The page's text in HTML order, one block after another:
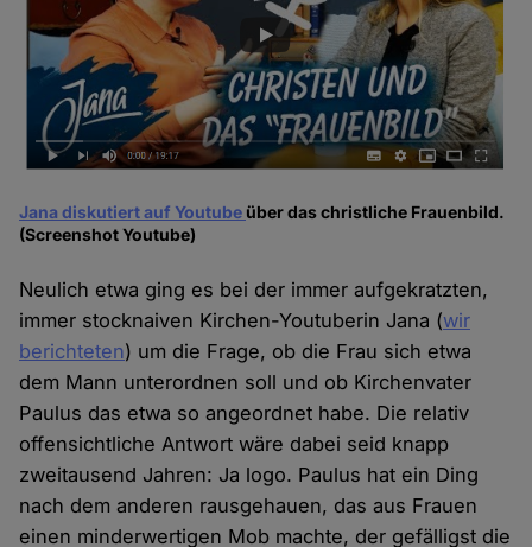
Jana diskutiert auf Youtube über das christliche Frauenbild.
(Screenshot Youtube)
Neulich etwa ging es bei der immer aufgekratzten,
immer stocknaiven Kirchen-Youtuberin Jana (wir
berichteten) um die Frage, ob die Frau sich etwa
dem Mann unterordnen soll und ob Kirchenvater
Paulus das etwa so angeordnet habe. Die relativ
offensichtliche Antwort wäre dabei seid knapp
zweitausend Jahren: Ja logo. Paulus hat ein Ding
nach dem anderen rausgehauen, das aus Frauen
einen minderwertigen Mob machte, der gefälligst die